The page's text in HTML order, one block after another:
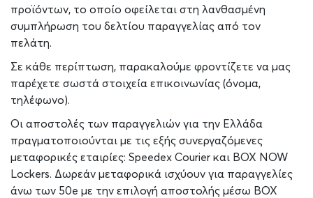
προϊόντων, το οποίο οφείλεται στη λανθασμένη
συμπλήρωση του δελτίου παραγγελίας από τον
πελάτη.
Σε κάθε περίπτωση, παρακαλούμε φροντίζετε να μας
παρέχετε σωστά στοιχεία επικοινωνίας (όνομα,
τηλέφωνο).
Οι αποστολές των παραγγελιών για την Ελλάδα
πραγματοποιούνται με τις εξής συνεργαζόμενες
μεταφορικές εταιρίες: Speedex Courier και BOX NOW
Lockers. Δωρεάν μεταφορικά ισχύουν για παραγγελίες
άνω των 50e με την επιλογή αποστολής μέσω BOX